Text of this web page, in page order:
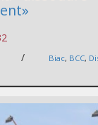
/ Biac, BCC,